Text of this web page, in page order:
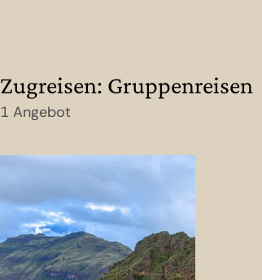
Zugreisen: Gruppenreisen
1 Angebot